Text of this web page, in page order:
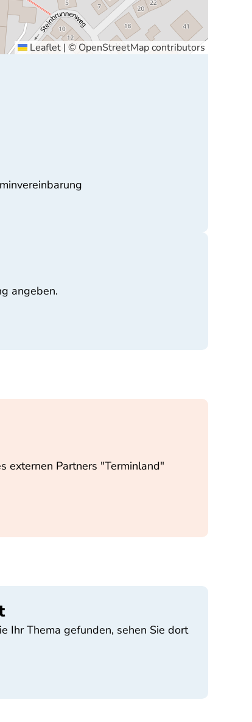
Leaflet | ©OpenStreetMapcontributors
angeben.
externen Partners "Terminland"
Ihr Thema gefunden, sehen Sie dort